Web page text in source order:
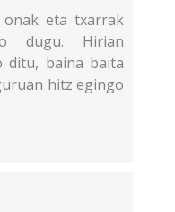
onak eta txarrak
dugu. Hirian
ditu, baina baita
hitz egingo